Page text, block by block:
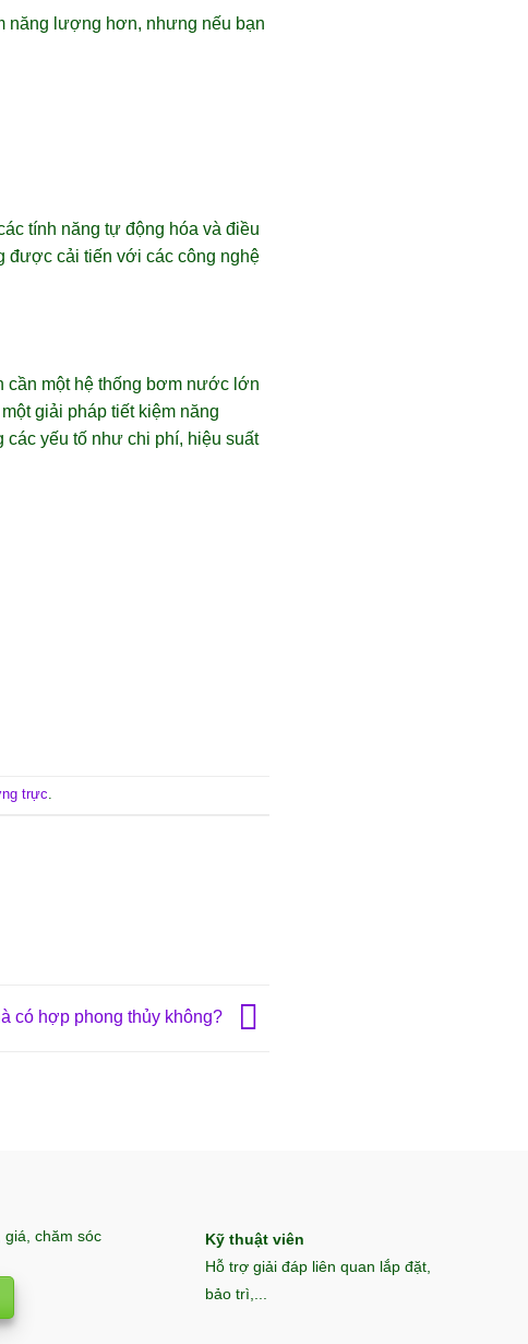
năng lượng hơn, nhưng nếu bạn
tính năng tự động hóa và điều
được cải tiến với các công nghệ
cần một hệ thống bơm nước lớn
giải pháp tiết kiệm năng
yếu tố như chi phí, hiệu suất
trực.
có hợp phong thủy không?
giá, chăm sóc
Kỹ thuật viên
Hỗ trợ giải đáp liên quan lắp đặt,
bảo trì,...